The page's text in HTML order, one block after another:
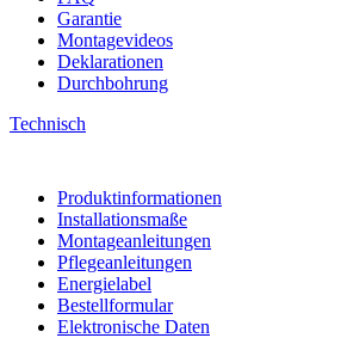
Garantie
Montagevideos
Deklarationen
Durchbohrung
Technisch
Produktinformationen
Installationsmaße
Montageanleitungen
Pflegeanleitungen
Energielabel
Bestellformular
Elektronische Daten